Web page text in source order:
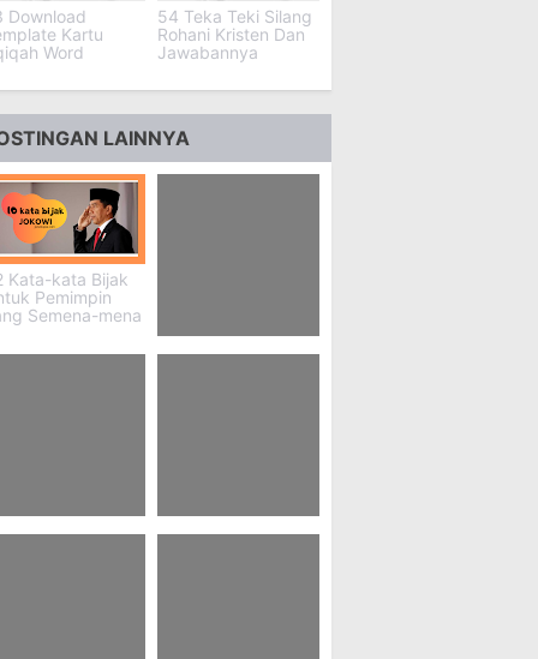
Download
Kartu
Word
54 Teka Teki Silang
Rohani Kristen Dan
Jawabannya
LAINNYA
Kata-kata Bijak
Pemimpin
Semena-mena
85 Carlo Sara Love
Wallpaper Btr
26+ Kata-kata